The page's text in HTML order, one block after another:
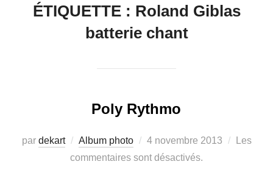
ÉTIQUETTE : Roland Giblas
batterie chant
Poly Rythmo
par dekart Album photo 4 novembre 2013
Les
commentaires sont désactivés.